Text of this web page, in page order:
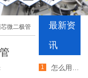
微二极管
最新资
讯
怎么用TVS二极管提高电路的抗突波能力